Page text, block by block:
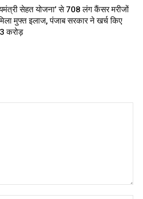
सेहत योजना’ से 708 लंग कैंसर मरीजों
मुफ्त इलाज, पंजाब सरकार ने खर्च किए
करोड़